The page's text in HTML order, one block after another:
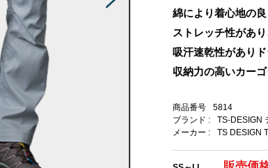
綿により着心地の
ストレッチ性があ
吸汗速乾性があり
収納力の高いカー
商品番号
5814
ブランド :
TS-DESIGN
メーカー :
TS DESIGN